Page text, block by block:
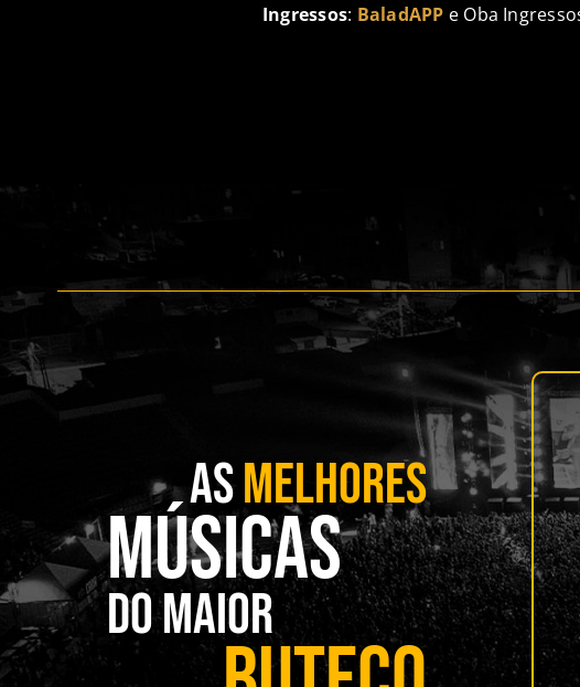
Ingressos: BaladAPP e Oba
ASMELHORES
MÚSICAS
DO MAIOR